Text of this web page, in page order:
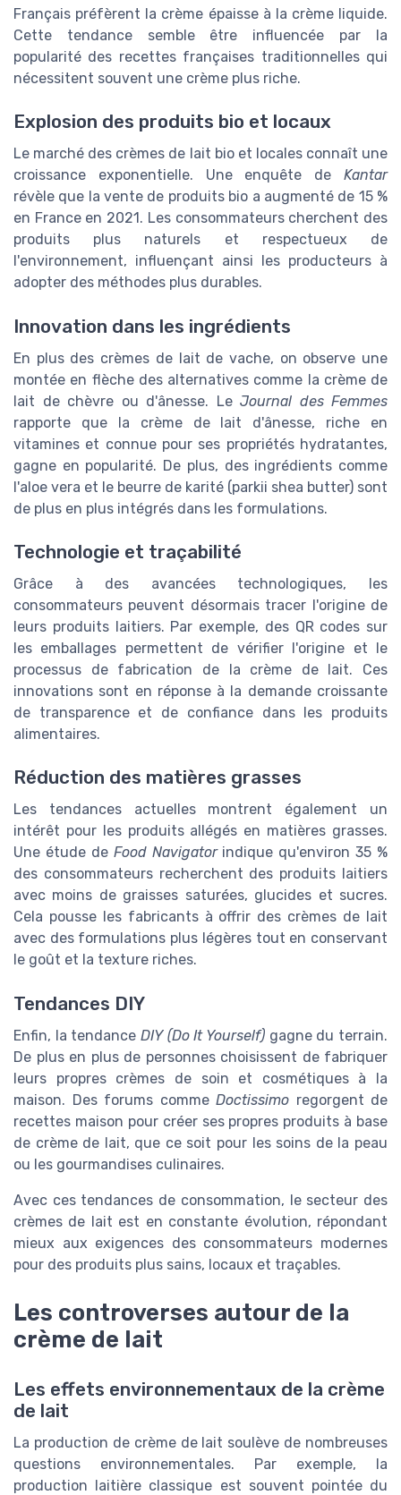
Français préfèrent la crème épaisse à la crème liquide.
Cette tendance semble être influencée par la
popularité des recettes françaises traditionnelles qui
nécessitent souvent une crème plus riche.
Explosion des produits bio et locaux
Le marché des crèmes de lait bio et locales connaît une
croissance exponentielle. Une enquête de Kantar
révèle que la vente de produits bio a augmenté de 15 %
en France en 2021. Les consommateurs cherchent des
produits plus naturels et respectueux de
l'environnement, influençant ainsi les producteurs à
adopter des méthodes plus durables.
Innovation dans les ingrédients
En plus des crèmes de lait de vache, on observe une
montée en flèche des alternatives comme la crème de
lait de chèvre ou d'ânesse. Le Journal des Femmes
rapporte que la crème de lait d'ânesse, riche en
vitamines et connue pour ses propriétés hydratantes,
gagne en popularité. De plus, des ingrédients comme
l'aloe vera et le beurre de karité (parkii shea butter) sont
de plus en plus intégrés dans les formulations.
Technologie et traçabilité
Grâce à des avancées technologiques, les
consommateurs peuvent désormais tracer l'origine de
leurs produits laitiers. Par exemple, des QR codes sur
les emballages permettent de vérifier l'origine et le
processus de fabrication de la crème de lait. Ces
innovations sont en réponse à la demande croissante
de transparence et de confiance dans les produits
alimentaires.
Réduction des matières grasses
Les tendances actuelles montrent également un
intérêt pour les produits allégés en matières grasses.
Une étude de Food Navigatorindique qu'environ 35 %
des consommateurs recherchent des produits laitiers
avec moins de graisses saturées, glucides et sucres.
Cela pousse les fabricants à offrir des crèmes de lait
avec des formulations plus légères tout en conservant
le goût et la texture riches.
Tendances DIY
Enfin, la tendance DIY (Do It Yourself) gagne du terrain.
De plus en plus de personnes choisissent de fabriquer
leurs propres crèmes de soin et cosmétiques à la
maison. Des forums comme Doctissimo regorgent de
recettes maison pour créer ses propres produits à base
de crème de lait, que ce soit pour les soins de la peau
ou les gourmandises culinaires.
Avec ces tendances de consommation, le secteur des
crèmes de lait est en constante évolution, répondant
mieux aux exigences des consommateurs modernes
pour des produits plus sains, locaux et traçables.
Les controverses autour de la
crème de lait
Les effets environnementaux de la crème
de lait
La production de crème de lait soulève de nombreuses
questions environnementales. Par exemple, la
production laitière classique est souvent pointée du